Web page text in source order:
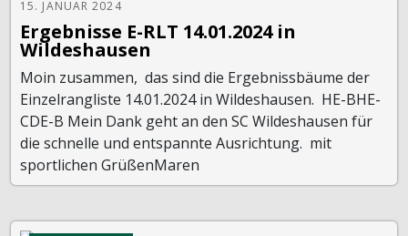
15. JANUAR 2024
Ergebnisse E-RLT 14.01.2024 in
Wildeshausen
Moin zusammen, das sind die Ergebnissbäume der
Einzelrangliste 14.01.2024 in Wildeshausen. HE-BHE-
CDE-B Mein Dank geht an den SC Wildeshausen für
die schnelle und entspannte Ausrichtung. mit
sportlichen GrüßenMaren